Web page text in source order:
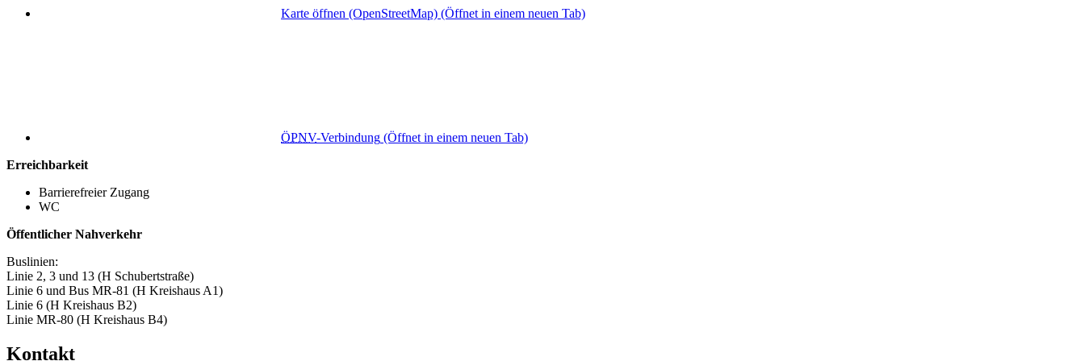
Karte öffnen (OpenStreetMap) (Öffnet in einem neuen Tab)
ÖPNV-Verbindung (Öffnet in einem neuen Tab)
Erreichbarkeit
Barrierefreier Zugang
WC
Öffentlicher Nahverkehr
Buslinien:
Linie 2, 3 und 13 (H Schubertstraße)
Linie 6 und Bus MR-81 (H Kreishaus A1)
Linie 6 (H Kreishaus B2)
Linie MR-80 (H Kreishaus B4)
Kontakt